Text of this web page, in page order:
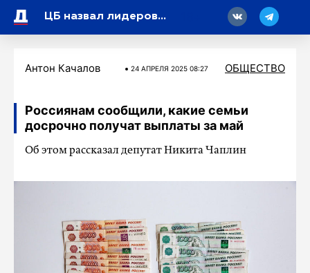
ЦБ назвал лидеров среди банков по числу жалоб россиян
Антон Качалов 24 АПРЕЛЯ 2025 08:27 ОБЩЕСТВО
Россиянам сообщили, какие семьи
досрочно получат выплаты за май
Об этом рассказал депутат Никита Чаплин